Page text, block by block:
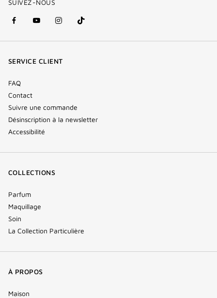
SUIVEZ-NOUS
facebook
(nouvelle
youtube
(nouvelle
instagram
(nouvelle
Tik
Tok
SERVICE CLIENT
FAQ
Contact
Suivre une commande
Désinscription à la newsletter
Accessibilité
COLLECTIONS
Parfum
Maquillage
Soin
La Collection Particulière
À PROPOS
Maison